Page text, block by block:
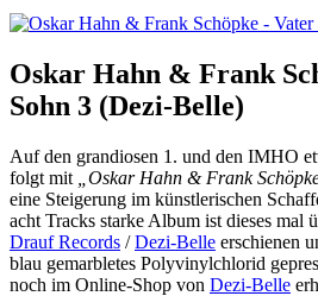
Oskar Hahn & Frank
Sohn 3 (Dezi-Belle)
Auf den grandiosen 1. und den IMHO
folgt mit
„Oskar Hahn & Frank
eine Steigerung im künstlerischen
acht Tracks starke Album ist dieses mal
Drauf Records /Dezi-Belle erschienen
blau gemarbletes Polyvinylchlorid
noch im Online-Shop von Dezi-Belle